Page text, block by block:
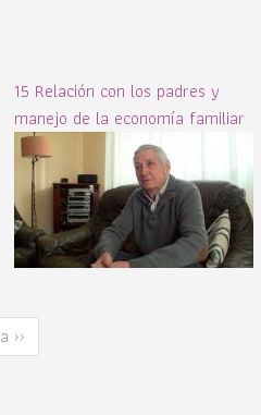
15 Relación con los padres y
manejo de la economía familiar
››